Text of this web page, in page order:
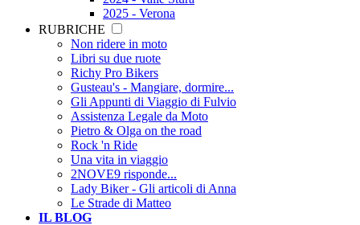
2025 - Verona
RUBRICHE
Non ridere in moto
Libri su due ruote
Richy Pro Bikers
Gusteau's - Mangiare, dormire...
Gli Appunti di Viaggio di Fulvio
Assistenza Legale da Moto
Pietro & Olga on the road
Rock 'n Ride
Una vita in viaggio
2NOVE9 risponde...
Lady Biker - Gli articoli di Anna
Le Strade di Matteo
IL BLOG